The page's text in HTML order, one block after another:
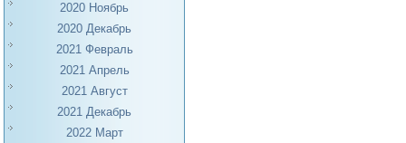
2020 Ноябрь
2020 Декабрь
2021 Февраль
2021 Апрель
2021 Август
2021 Декабрь
2022 Март